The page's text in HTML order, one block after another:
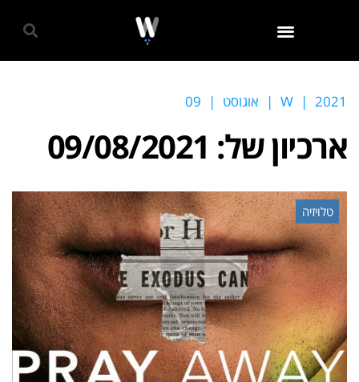
W | 2021
| אוגוסט |
09
ארכיון של: 09/08/2021
טלויזיה